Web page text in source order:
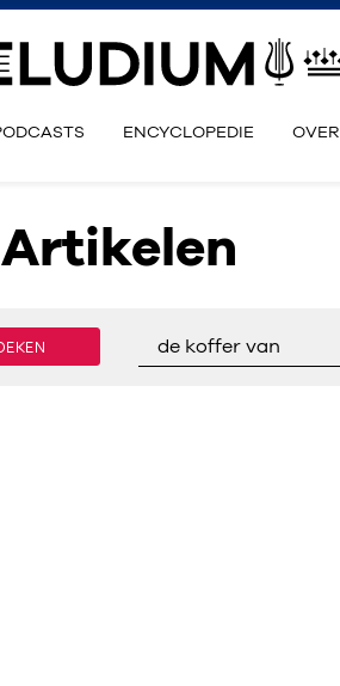
ENCYCLOPEDIE OVER
Artikelen
de koffer van